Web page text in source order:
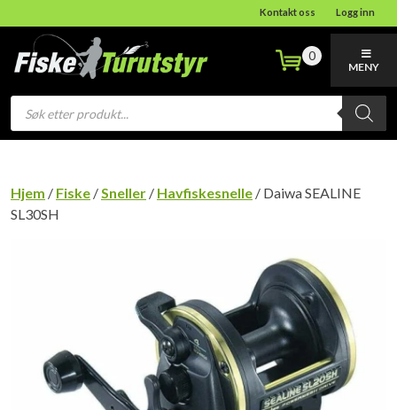
Kontakt oss Logg inn
Products
search
0
MENY
Hjem / Fiske /Sneller / Havfiskesnelle / Daiwa SEALINE
SL30SH